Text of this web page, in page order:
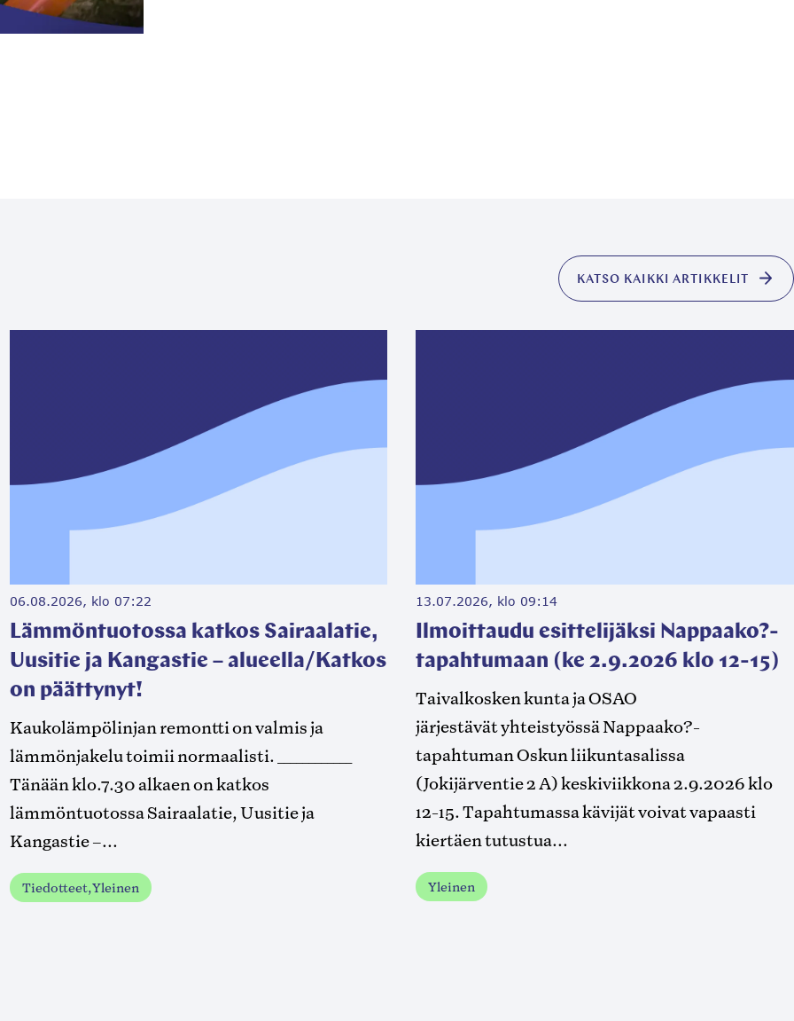
KATSO KAIKKI ARTIKKELIT
06.08.2026, klo 07:22
Lämmöntuotossa katkos Sairaalatie,
Uusitie ja Kangastie – alueella/Katkos
on päättynyt!
Kaukolämpölinjan remontti on valmis ja
lämmönjakelu toimii normaalisti. ____________
Tänään klo.7.30 alkaen on katkos
lämmöntuotossa Sairaalatie, Uusitie ja
Kangastie –...
Tiedotteet, Yleinen
13.07.2026, klo 09:14
Ilmoittaudu esittelijäksi Nappaako?-
tapahtumaan (ke 2.9.2026 klo 12-15)
Taivalkosken kunta ja OSAO
järjestävät yhteistyössä Nappaako?-
tapahtuman Oskun liikuntasalissa
(Jokijärventie 2 A) keskiviikkona 2.9.2026 klo
12-15. Tapahtumassa kävijät voivat vapaasti
kiertäen tutustua...
Yleinen